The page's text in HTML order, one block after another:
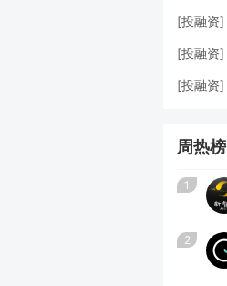
[投融资]
[投融资]
[投融资]
周热榜
1
2